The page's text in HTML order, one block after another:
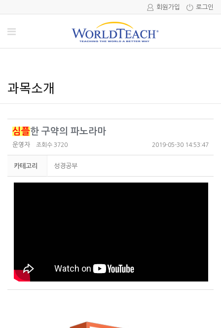
로그인
회원가입
과목소개
심플한 구약의 파노라마
운영자 조회수 3720 2019-05-30 14:53:47
카테고리 성경공부